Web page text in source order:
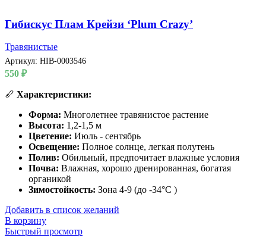
Гибискус Плам Крейзи ‘Plum Crazy’
Травянистые
Артикул: HIB-0003546
550 ₽
📏 Характеристики:
Форма: Многолетнее травянистое растение
Высота: 1,2-1,5 м
Цветение: Июль - сентябрь
Освещение: Полное солнце, легкая полутень
Полив: Обильный, предпочитает влажные условия
Почва: Влажная, хорошо дренированная, богатая
органикой
Зимостойкость: Зона 4-9 (до -34°C )
Добавить в список желаний
В корзину
Быстрый просмотр